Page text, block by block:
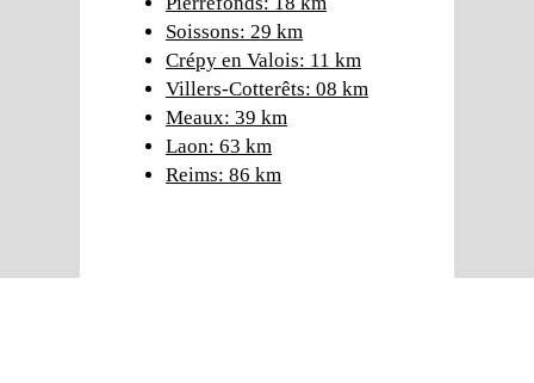
Soissons: 29 km
Crépy en Valois: 11 km
Villers-Cotterêts: 08 km
Meaux: 39 km
Laon: 63 km
Reims: 86 km